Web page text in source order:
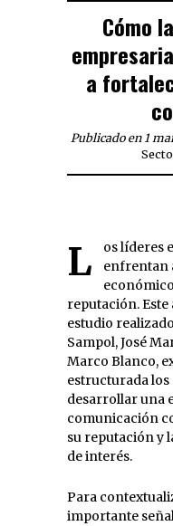
Cómo
a
Publicado en 1
Los líderes empresariales se
enfrentan
reputación.
estudio
Sampol, José
Marco Blanco,
estructurada los
desarrollar una
comunicación
su reputación y
de interés.
Para
importante